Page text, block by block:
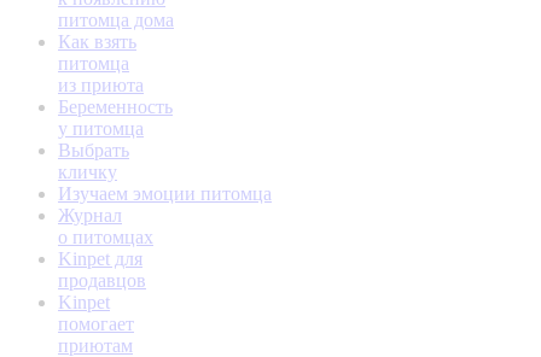
питомца дома
Как взять
питомца
из приюта
Беременность
у питомца
Выбрать
кличку
Изучаем эмоции питомца
Журнал
о питомцах
Kinpet для
продавцов
Kinpet
помогает
приютам